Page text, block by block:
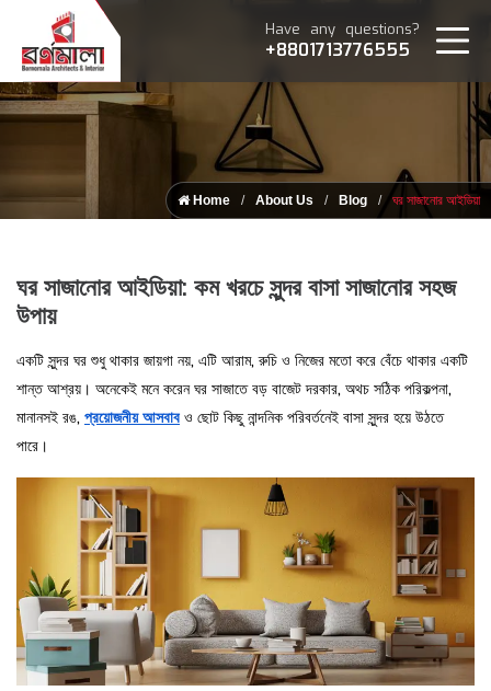
Have any questions?
+8801713776555
Home About Us Blog ঘর সাজানোর আইডিয়া
ঘর সাজানোর আইডিয়া: কম খরচে সুন্দর বাসা সাজানোর সহজ
উপায়
একটি সুন্দর ঘর শুধু থাকার জায়গা নয়, এটি আরাম, রুচি ও নিজের মতো করে বেঁচে থাকার একটি
শান্ত আশ্রয়। অনেকেই মনে করেন ঘর সাজাতে বড় বাজেট দরকার, অথচ সঠিক পরিকল্পনা,
মানানসই রঙ, প্রয়োজনীয় আসবাবও ছোট কিছু নান্দনিক পরিবর্তনেই বাসা সুন্দর হয়ে উঠতে
পারে।